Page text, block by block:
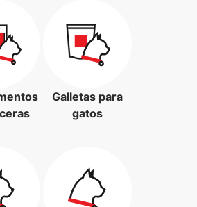
Galletas para
gatos